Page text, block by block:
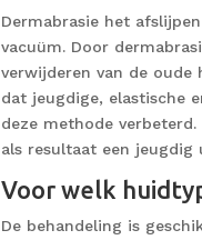
Dermabrasie het
vacuüm. Door
verwijderen van de
dat jeugdige, elastische
deze methode
als resultaat een jeugdig
Voor welk
De behandeling is